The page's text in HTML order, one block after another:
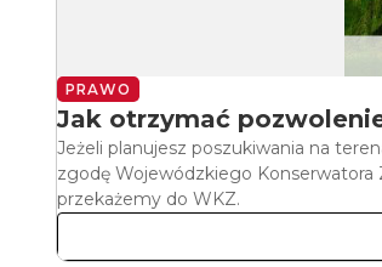
PRAWO
Jak otrzymać
Jeżeli planujesz poszukiwania na
zgodę Wojewódzkiego
przekażemy do WKZ.